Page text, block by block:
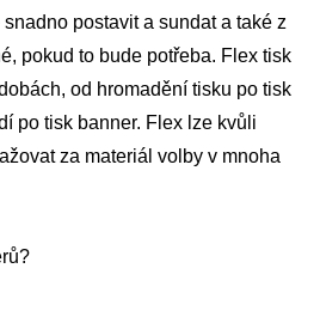
postavit a sundat a také z
pokud to bude potřeba. Flex tisk
od hromadění tisku po tisk
po tisk banner. Flex lze kvůli
za materiál volby v mnoha